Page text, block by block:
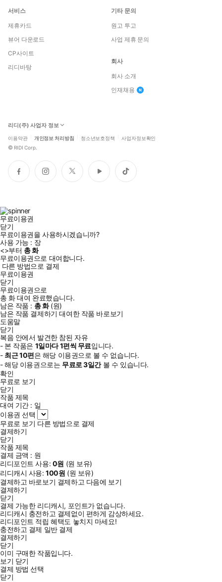
서비스
제휴카드
뷰어 다운로드
CP사이트
리디바탕
기타 문의
원고 투고
사업 제휴 문의
회사
회사 소개
인재채용
리디(주) 사업자 정보
이용약관 개인정보 처리방침 청소년보호정책 사업자정보확인
© RIDI Corp.
페
이
인
스
트
위
유
튜
틱
톡
무료이용권
닫기
무료이용권을 사용하시겠습니까?
사용 가능 : 장
<>부터 총화
무료이용권으로 대여합니다.
다른 방법으로 결제
무료이용권
닫기
무료이용권으로
총 화대여 완료했습니다.
남은 작품 : 총화(원)
남은 작품 결제하기 대여한 작품 바로보기
도움말
닫기
복음 안에서 발견한 참된 자유
- 본 작품은 1일마다1편씩 무료입니다.
- 최근10편은 해당 이용권으로 볼 수 없습니다.
- 해당 이용권으로는 무료로3일간볼 수 있습니다.
확인
무료로 보기
닫기
작품 제목
대여 기간 : 일
이용권 선택
무료로 보기 다른 방법으로 결제
결제하기
닫기
작품 제목
결제 금액 : 원
리디포인트 사용: 0원 (원 보유)
리디캐시 사용:100원 (원 보유)
결제하고 바로보기 결제하고 다음에 보기
결제하기
닫기
결제 가능한 리디캐시, 포인트가 없습니다.
리디캐시 충전하고 결제없이 편하게 감상하세요.
리디포인트 적립 혜택도 놓치지 마세요!
충전하고 결제 일반 결제
결제하기
닫기
이미 구매한 작품입니다.
보기 닫기
결제 방법 선택
닫기